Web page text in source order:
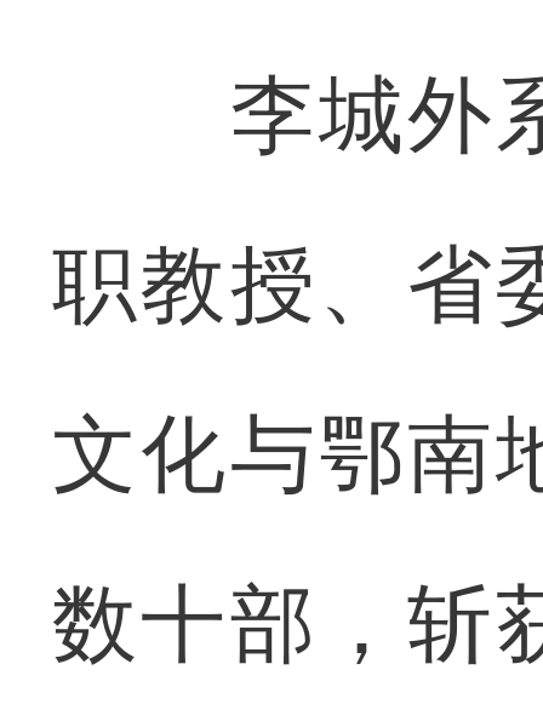
李城外系
职教授、省
文化与鄂南
数十部，斩